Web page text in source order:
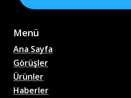
Menü
Ana Sayfa
Görüşler
Ürünler
Haberler